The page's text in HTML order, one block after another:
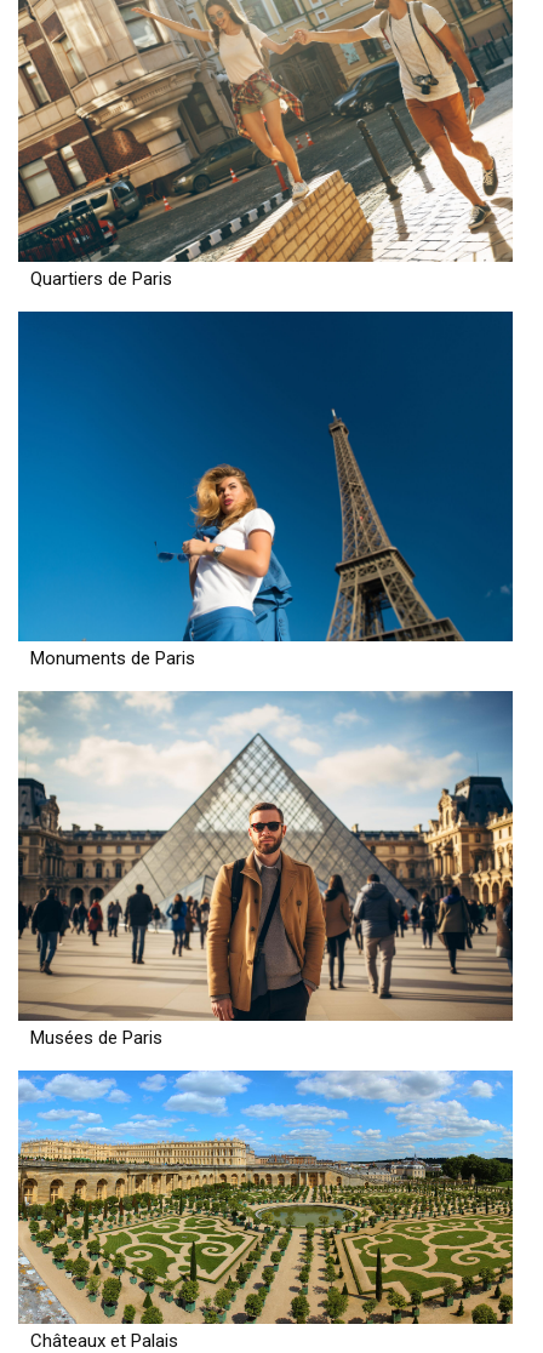
Quartiers de Paris
Monuments de Paris
Musées de Paris
Châteaux et Palais